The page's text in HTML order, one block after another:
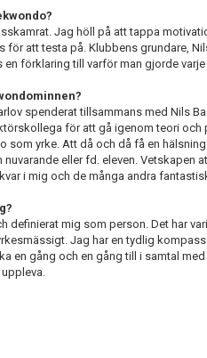
Jag höll på att tappa
för att testa på. Klubbens grundare,
förklaring till varför man gjorde
spenderat tillsammans med Nils
för att gå igenom teori
som yrke. Att då och då få en
eller fd. eleven.
i mig och de många andra
definierat mig som person. Det har
Jag har en tydlig
en gång och en gång till i samtal